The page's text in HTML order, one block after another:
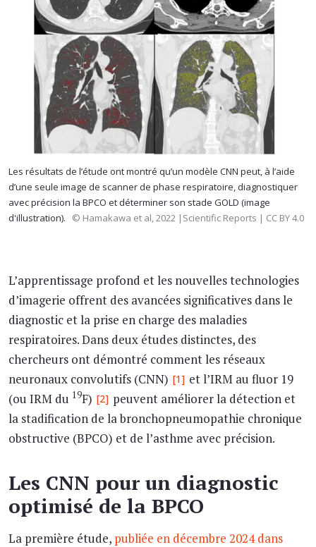
Les résultats de l’étude ont montré qu’un modèle CNN peut, à l’aide
d’une seule image de scanner de phase respiratoire, diagnostiquer
avec précision la BPCO et déterminer son stade GOLD (image
d'illustration).
© Hamakawa et al, 2022 |Scientific Reports | CC BY 4.0
L’apprentissage profond et les nouvelles technologies
d’imagerie offrent des avancées significatives dans le
diagnostic et la prise en charge des maladies
respiratoires. Dans deux études distinctes, des
chercheurs ont démontré comment les réseaux
neuronaux convolutifs (CNN) [1] et l’IRM au fluor 19
(ou IRM du 19F) [2] peuvent améliorer la détection et
la stadification de la bronchopneumopathie chronique
obstructive (BPCO) et de l’asthme avec précision.
Les CNN pour un diagnostic
optimisé de la BPCO
La première étude, publiée en décembre 2024 dans